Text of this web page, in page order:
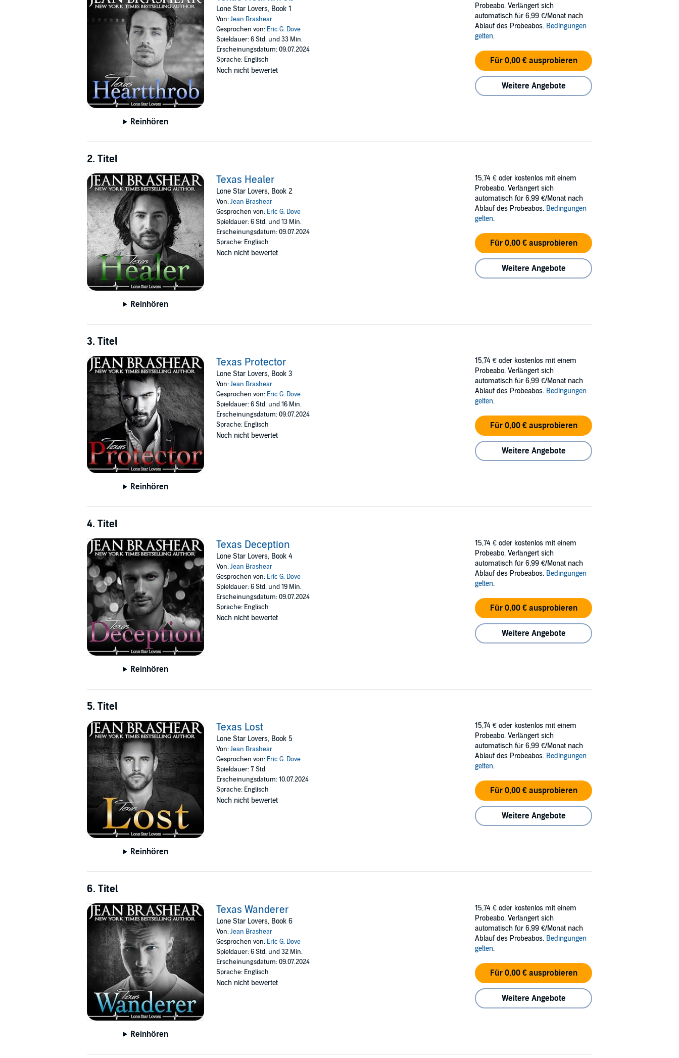
©2016 Jean Brashear (P)2018 Jean Brashear
Reinhören
Lone Star Lovers, Book 1
Von:Jean Brashear
Gesprochen von: Eric G. Dove
Spieldauer: 6 Std. und 33 Min.
Erscheinungsdatum: 09.07.2024
Sprache: Englisch
Noch nicht bewertet
Probeabo. Verlängert sich
automatisch für 6,99 €/Monat nach
Ablauf des Probeabos. Bedingungen
gelten.
Für 0,00 € ausprobieren
Weitere Angebote
2. Titel
Reinhören
Texas Healer
Lone Star Lovers, Book 2
Von:Jean Brashear
Gesprochen von: Eric G. Dove
Spieldauer: 6 Std. und 13 Min.
Erscheinungsdatum: 09.07.2024
Sprache: Englisch
Noch nicht bewertet
15,74 € oder kostenlos mit einem
Probeabo. Verlängert sich
automatisch für 6,99 €/Monat nach
Ablauf des Probeabos. Bedingungen
gelten.
Für 0,00 € ausprobieren
Weitere Angebote
3. Titel
Reinhören
Texas Protector
Lone Star Lovers, Book 3
Von:Jean Brashear
Gesprochen von: Eric G. Dove
Spieldauer: 6 Std. und 16 Min.
Erscheinungsdatum: 09.07.2024
Sprache: Englisch
Noch nicht bewertet
15,74 € oder kostenlos mit einem
Probeabo. Verlängert sich
automatisch für 6,99 €/Monat nach
Ablauf des Probeabos. Bedingungen
gelten.
Für 0,00 € ausprobieren
Weitere Angebote
4. Titel
Reinhören
Texas Deception
Lone Star Lovers, Book 4
Von:Jean Brashear
Gesprochen von: Eric G. Dove
Spieldauer: 6 Std. und 19 Min.
Erscheinungsdatum: 09.07.2024
Sprache: Englisch
Noch nicht bewertet
15,74 € oder kostenlos mit einem
Probeabo. Verlängert sich
automatisch für 6,99 €/Monat nach
Ablauf des Probeabos. Bedingungen
gelten.
Für 0,00 € ausprobieren
Weitere Angebote
5. Titel
Reinhören
Texas Lost
Lone Star Lovers, Book 5
Von:Jean Brashear
Gesprochen von: Eric G. Dove
Spieldauer: 7 Std.
Erscheinungsdatum: 10.07.2024
Sprache: Englisch
Noch nicht bewertet
15,74 € oder kostenlos mit einem
Probeabo. Verlängert sich
automatisch für 6,99 €/Monat nach
Ablauf des Probeabos. Bedingungen
gelten.
Für 0,00 € ausprobieren
Weitere Angebote
6. Titel
Reinhören
Texas Wanderer
Lone Star Lovers, Book 6
Von:Jean Brashear
Gesprochen von: Eric G. Dove
Spieldauer: 6 Std. und 32 Min.
Erscheinungsdatum: 09.07.2024
Sprache: Englisch
Noch nicht bewertet
15,74 € oder kostenlos mit einem
Probeabo. Verlängert sich
automatisch für 6,99 €/Monat nach
Ablauf des Probeabos. Bedingungen
gelten.
Für 0,00 € ausprobieren
Weitere Angebote